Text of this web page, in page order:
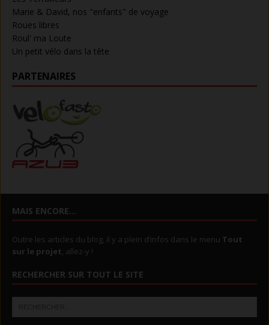
Marie & David, nos "enfants" de voyage
Roues libres
Roul' ma Loute
Un petit vélo dans la tête
PARTENAIRES
MAIS ENCORE…
Outre les articles du blog, il y a plein d’infos dans le menu Tout
sur le projet, allez-y !
RECHERCHER SUR TOUT LE SITE